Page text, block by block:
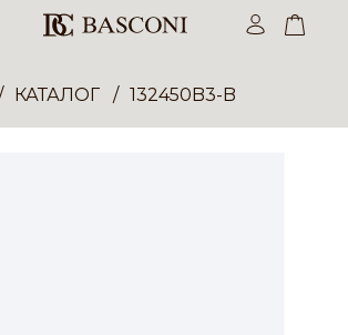
КАТАЛОГ 132450B3-B